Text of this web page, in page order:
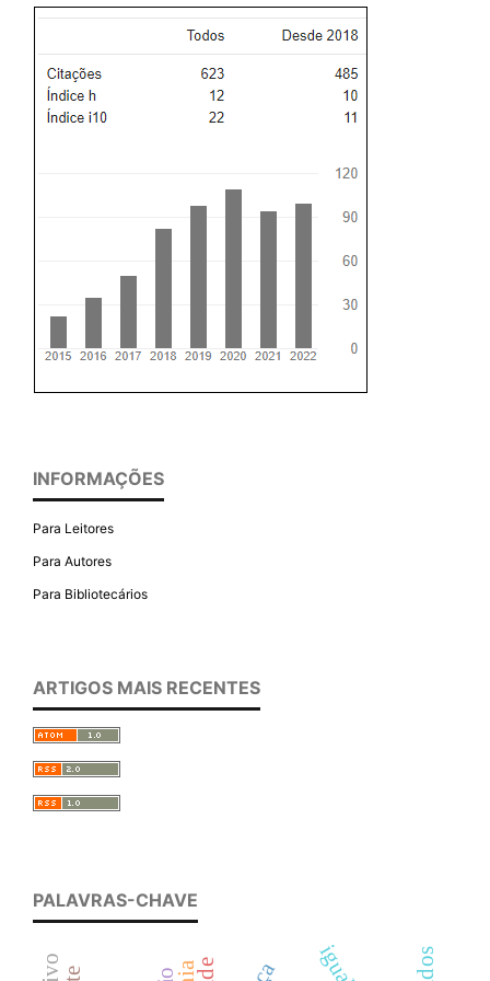
INFORMAÇÕES
Para Leitores
Para Autores
Para Bibliotecários
ARTIGOS MAIS RECENTES
PALAVRAS-CHAVE